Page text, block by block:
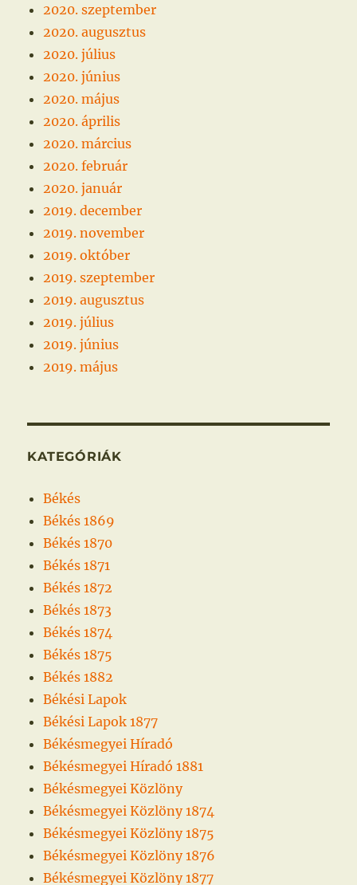
2020. szeptember
2020. augusztus
2020. július
2020. június
2020. május
2020. április
2020. március
2020. február
2020. január
2019. december
2019. november
2019. október
2019. szeptember
2019. augusztus
2019. július
2019. június
2019. május
KATEGÓRIÁK
Békés
Békés 1869
Békés 1870
Békés 1871
Békés 1872
Békés 1873
Békés 1874
Békés 1875
Békés 1882
Békési Lapok
Békési Lapok 1877
Békésmegyei Híradó
Békésmegyei Híradó 1881
Békésmegyei Közlöny
Békésmegyei Közlöny 1874
Békésmegyei Közlöny 1875
Békésmegyei Közlöny 1876
Békésmegyei Közlöny 1877